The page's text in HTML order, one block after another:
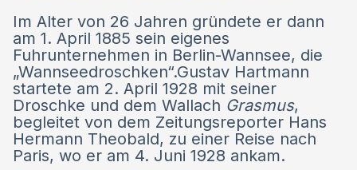
Im Alter von 26 Jahren gründete er dann
am 1. April 1885 sein eigenes
Fuhrunternehmen in Berlin-Wannsee, die
„Wannseedroschken“.Gustav Hartmann
startete am 2. April 1928 mit seiner
Droschke und dem Wallach Grasmus,
begleitet von dem Zeitungsreporter Hans
Hermann Theobald, zu einer Reise nach
Paris, wo er am 4. Juni 1928 ankam.